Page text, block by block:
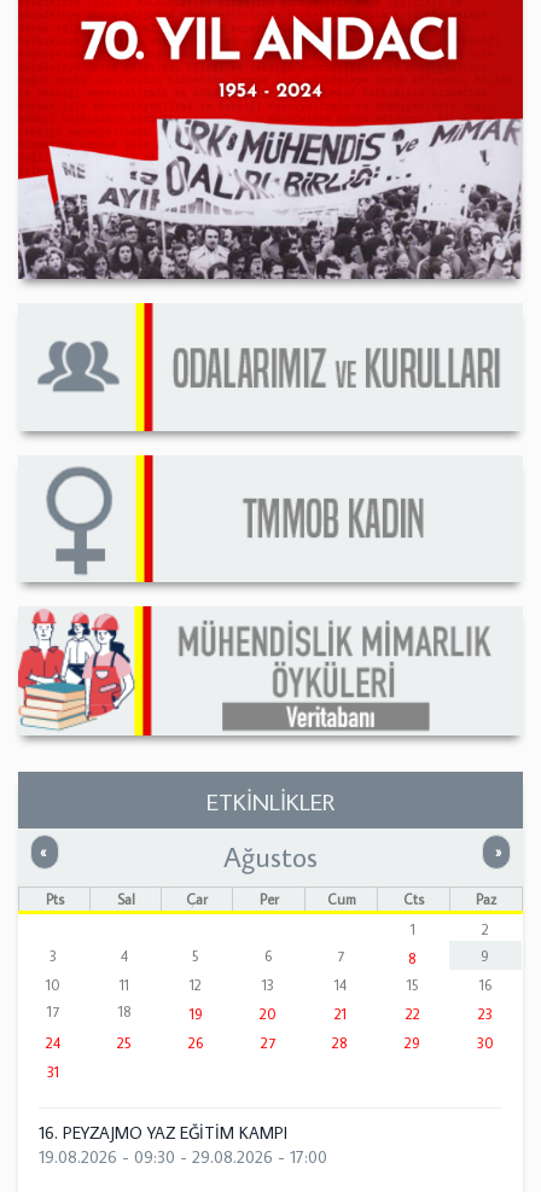
ETKİNLİKLER
« Önceki »
Ağustos
Pts Sal Çar Per Cum Cts
Paz
1
2
3
4 5 6 7 8
9
10
11 12 13 14 15
16
17
18 19 20 21 22
23
24
25 26 27 28 29
30
31
16. PEYZAJMO YAZ EĞİTİM KAMPI
19.08.2026 - 09:30 - 29.08.2026 - 17:00